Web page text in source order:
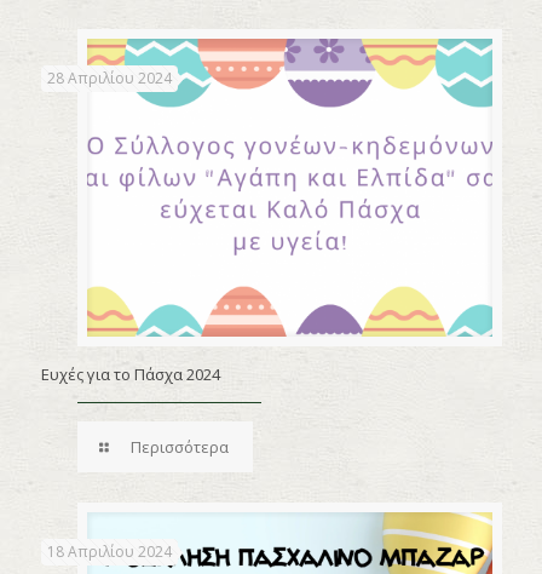
28 Απριλίου 2024
Ευχές για το Πάσχα 2024
Περισσότερα
18 Απριλίου 2024